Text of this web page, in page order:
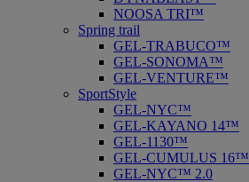
NOOSA TRI™
Spring trail
GEL-TRABUCO™
GEL-SONOMA™
GEL-VENTURE™
SportStyle
GEL-NYC™
GEL-KAYANO 14™
GEL-1130™
GEL-CUMULUS 16™
GEL-NYC™ 2.0